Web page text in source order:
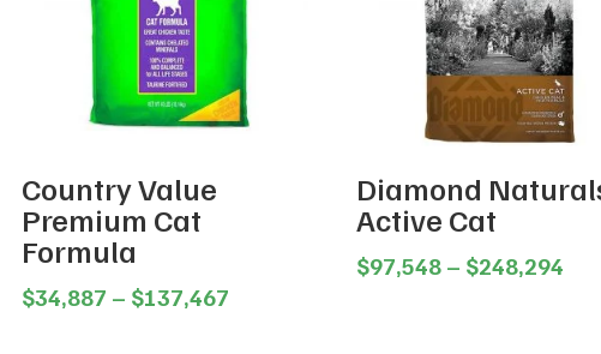
Country Value
Premium Cat
Formula
$34,887 – $137,467
Diamond
Active Cat
$97,548 – $248,294